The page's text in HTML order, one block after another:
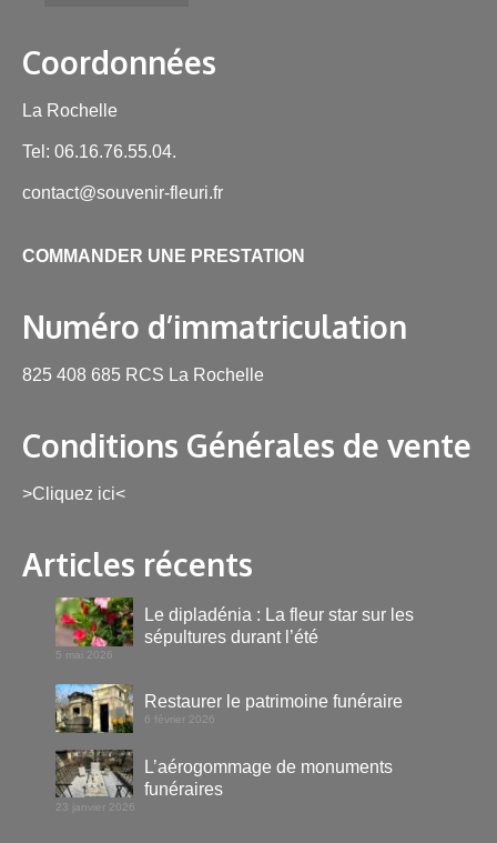
Coordonnées
La Rochelle
Tel: 06.16.76.55.04.
contact@souvenir-fleuri.fr
COMMANDER UNE PRESTATION
Numéro d’immatriculation
825 408 685 RCS La Rochelle
Conditions Générales de vente
>Cliquez ici<
Articles récents
Le dipladénia : La fleur star sur les
sépultures durant l’été
5 mai 2026
Restaurer le patrimoine funéraire
6 février 2026
L’aérogommage de monuments
funéraires
23 janvier 2026